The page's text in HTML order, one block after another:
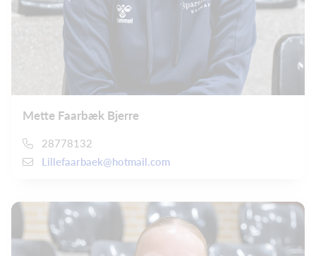
Mette Faarbæk Bjerre
28778132
Lillefaarbaek@hotmail.com